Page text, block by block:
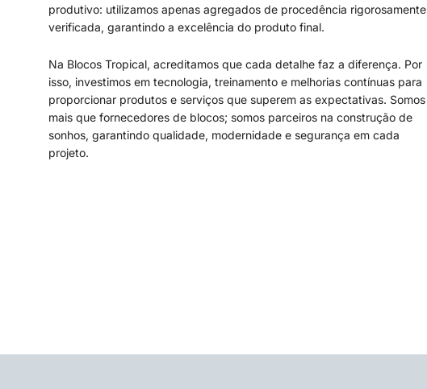
produtivo: utilizamos apenas agregados de procedência rigorosamente
verificada, garantindo a excelência do produto final.
Na Blocos Tropical, acreditamos que cada detalhe faz a diferença. Por
isso, investimos em tecnologia, treinamento e melhorias contínuas para
proporcionar produtos e serviços que superem as expectativas. Somos
mais que fornecedores de blocos; somos parceiros na construção de
sonhos, garantindo qualidade, modernidade e segurança em cada
projeto.